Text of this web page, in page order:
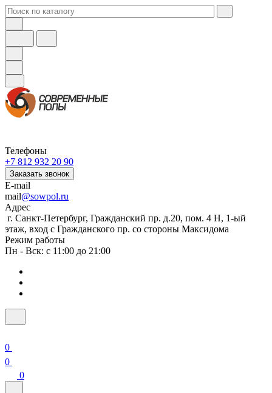
Телефоны
+7 812 932 20 90
Заказать звонок
E-mail
mail@sowpol.ru
Адрес
г. Санкт-Петербург, Гражданский пр. д.20, пом. 4 Н, 1-ый
этаж, вход с Гражданского пр. со стороны Максидома
Режим работы
Пн - Вск: с 11:00 до 21:00
0
0
0